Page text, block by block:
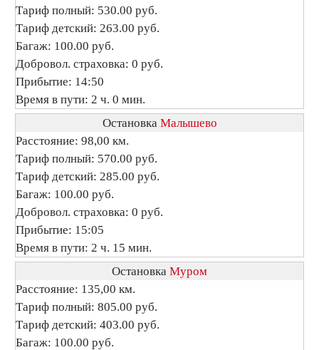
Тариф полный: 530.00 руб.
Тариф детский: 263.00 руб.
Багаж: 100.00 руб.
Добровол. страховка: 0 руб.
Прибытие: 14:50
Время в пути: 2 ч. 0 мин.
Остановка Малышево
Расстояние: 98,00 км.
Тариф полный: 570.00 руб.
Тариф детский: 285.00 руб.
Багаж: 100.00 руб.
Добровол. страховка: 0 руб.
Прибытие: 15:05
Время в пути: 2 ч. 15 мин.
Остановка Муром
Расстояние: 135,00 км.
Тариф полный: 805.00 руб.
Тариф детский: 403.00 руб.
Багаж: 100.00 руб.